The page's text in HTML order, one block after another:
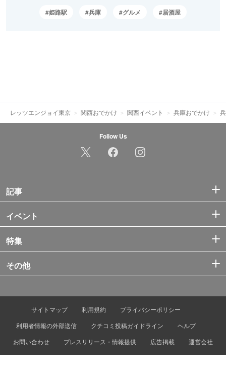
姫路駅 兵庫 グルメ 居酒屋
レッツエンジョイ東京 関西おでかけ 関西イベント 兵庫おでかけ
Follow Us
記事
イベント
特集
その他
サイトマップ 利用規約
プライバシーポリシー
利用者情報の外部送信
クチコミ投稿ガイドライン
ヘルプ
お問い合わせ
プレスリリース・情報提供 広告掲載 運営会社